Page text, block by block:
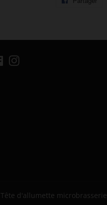
Facebook
Tête d'allumette microbrasserie